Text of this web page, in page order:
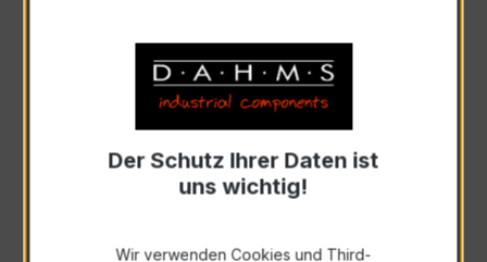
Scheinleistung (VA)auswählen
Auswahl zurücksetzen
Der Schutz Ihrer Daten ist
uns wichtig!
Wir verwenden Cookies und Third-